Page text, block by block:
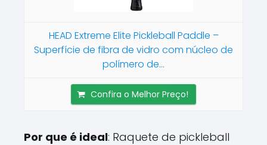
HEAD Extreme Elite Pickleball Paddle –
Superfície de fibra de vidro com núcleo de
polímero de...
Confira o Melhor Preço!
Por que é ideal: Raquete de pickleball